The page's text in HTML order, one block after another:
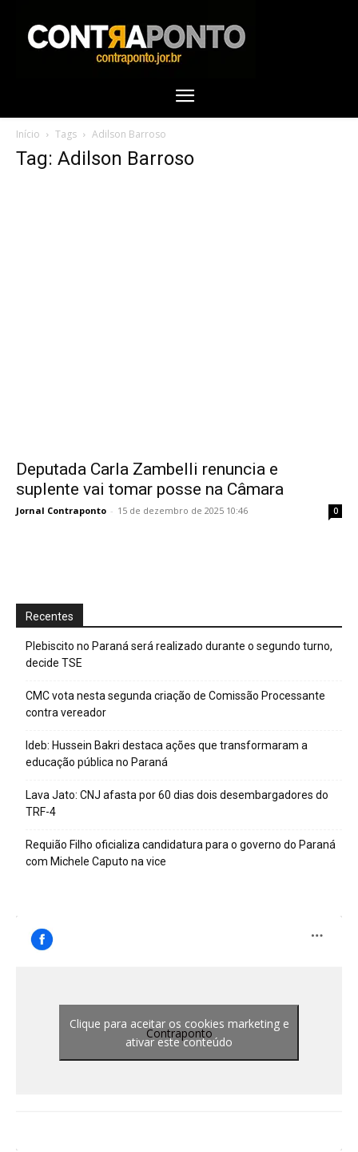
Início Tags Adilson Barroso
Tag: Adilson Barroso
Deputada Carla Zambelli renuncia e
suplente vai tomar posse na Câmara
Jornal Contraponto - 15 de dezembro de 2025 10:46 0
Recentes
Plebiscito no Paraná será realizado durante o segundo turno,
decide TSE
CMC vota nesta segunda criação de Comissão Processante
contra vereador
Ideb: Hussein Bakri destaca ações que transformaram a
educação pública no Paraná
Lava Jato: CNJ afasta por 60 dias dois desembargadores do
TRF-4
Requião Filho oficializa candidatura para o governo do Paraná
com Michele Caputo na vice
Contraponto
Clique para aceitar os cookies marketing e
ativar este conteúdo